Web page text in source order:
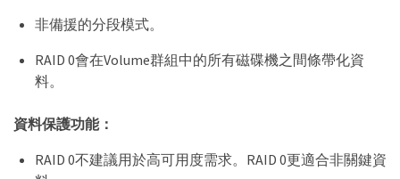
非備援的分段模式。
RAID 0會在Volume群組中的所有磁碟機之間條帶化資
料。
資料保護功能：
RAID 0不建議用於高可用度需求。RAID 0更適合非關鍵資